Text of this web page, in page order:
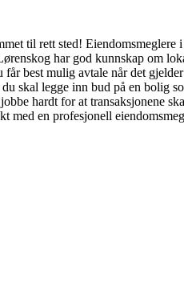
til rett sted!
har god kunnskap om
best mulig avtale når det
skal legge inn bud på en bolig
hardt for at transaksjonene
en profesjonell